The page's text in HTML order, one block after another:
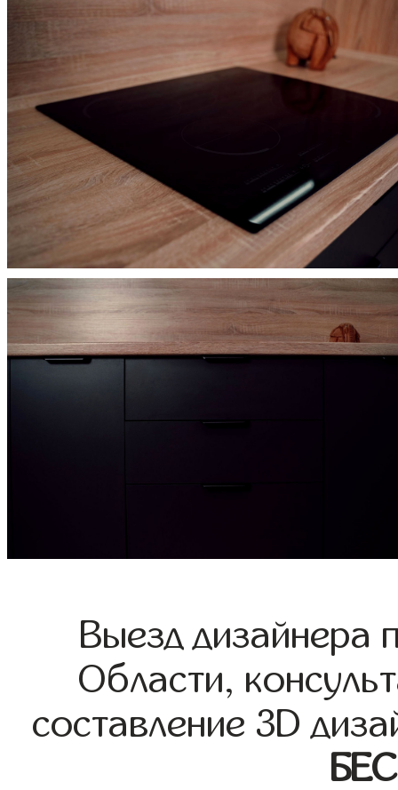
Выезд дизайнера
Области,
составление 3D